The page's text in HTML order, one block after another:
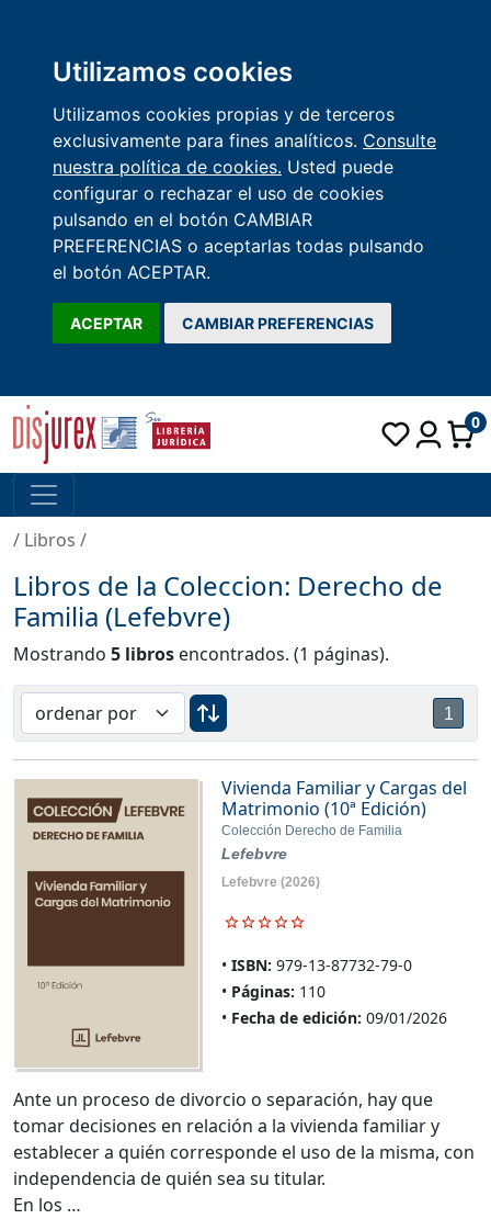
Utilizamos cookies
Utilizamos cookies propias y de terceros
exclusivamente para fines analíticos. Consulte
nuestra política de cookies. Usted puede
configurar o rechazar el uso de cookies
pulsando en el botón CAMBIAR
PREFERENCIAS o aceptarlas todas pulsando
el botón ACEPTAR.
ACEPTAR CAMBIAR PREFERENCIAS
0
/ Libros /
Libros de la Coleccion: Derecho de
Familia (Lefebvre)
Mostrando 5 libros encontrados. (1 páginas).
1
Vivienda Familiar y Cargas del
Matrimonio (10ª Edición)
Colección Derecho de Familia
Lefebvre
Lefebvre (2026)
ISBN: 979-13-87732-79-0
Páginas: 110
Fecha de edición: 09/01/2026
Ante un proceso de divorcio o separación, hay que
tomar decisiones en relación a la vivienda familiar y
establecer a quién corresponde el uso de la misma, con
independencia de quién sea su titular.
En los …